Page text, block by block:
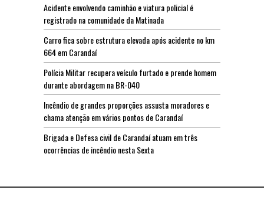
Acidente envolvendo caminhão e viatura policial é
registrado na comunidade da Matinada
Carro fica sobre estrutura elevada após acidente no km
664 em Carandaí
Polícia Militar recupera veículo furtado e prende homem
durante abordagem na BR-040
Incêndio de grandes proporções assusta moradores e
chama atenção em vários pontos de Carandaí
Brigada e Defesa civil de Carandaí atuam em três
ocorrências de incêndio nesta Sexta